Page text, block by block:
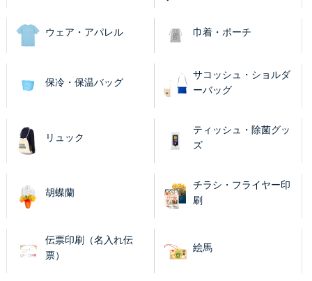
ウェア・アパレル 巾着・ポーチ
保冷・保温バッグ
サコッシュ・ショルダ
ーバッグ
リュック
ティッシュ・除菌グッ
ズ
胡蝶蘭
チラシ・フライヤー印
刷
伝票印刷（名入れ伝
票）
絵馬